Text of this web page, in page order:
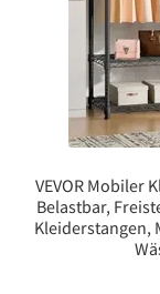
VEVOR Mobiler
Belastbar,
Kleiderstangen,